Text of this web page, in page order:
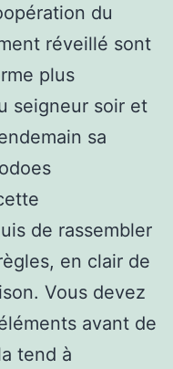
du
réveillé sont
plus
seigneur soir et
sa
de rassembler
en clair de
Vous devez
avant de
tend à